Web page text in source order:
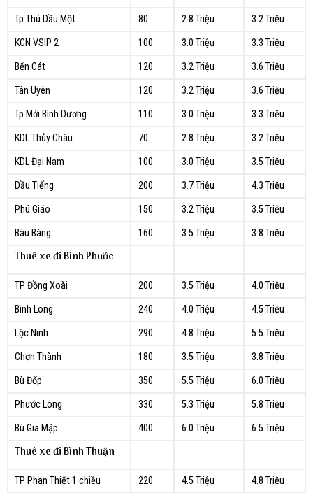
Tp Thủ Dầu Một 80 2.8 Triệu
3.2 Triệu
KCN VSIP 2
100 3.0 Triệu
3.3 Triệu
Bến Cát
120 3.2 Triệu
3.6 Triệu
Tân Uyên
120 3.2 Triệu
3.6 Triệu
Tp Mới Bình Dương
110 3.0 Triệu
3.3 Triệu
KDL Thủy Châu
70 2.8 Triệu
3.2 Triệu
KDL Đại Nam
100 3.0 Triệu
3.5 Triệu
Dầu Tiếng
200 3.7 Triệu
4.3 Triệu
Phú Giáo
150 3.2 Triệu
3.5 Triệu
Bàu Bàng
160 3.5 Triệu 3.8 Triệu
Thuê xe đi Bình Phước
TP Đồng Xoài 200 3.5 Triệu
4.0 Triệu
Bình Long
240 4.0 Triệu
4.5 Triệu
Lộc Ninh
290 4.8 Triệu
5.5 Triệu
Chơn Thành
180 3.5 Triệu
3.8 Triệu
Bù Đốp
350 5.5 Triệu
6.0 Triệu
Phước Long
330 5.3 Triệu
5.8 Triệu
Bù Gia Mập
400 6.0 Triệu 6.5 Triệu
Thuê xe đi Bình Thuận
TP Phan Thiết 1 chiều 220 4.5 Triệu
4.8 Triệu